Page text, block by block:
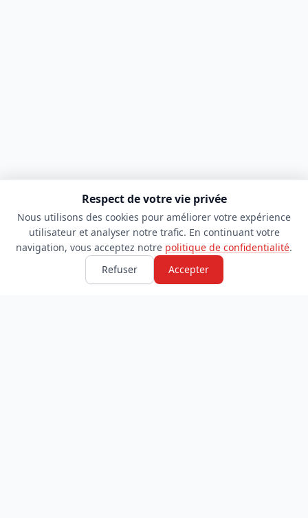
Respect de votre vie privée
Nous utilisons des cookies pour améliorer votre expérience
utilisateur et analyser notre trafic. En continuant votre
navigation, vous acceptez notre politique de confidentialité.
Refuser
Accepter